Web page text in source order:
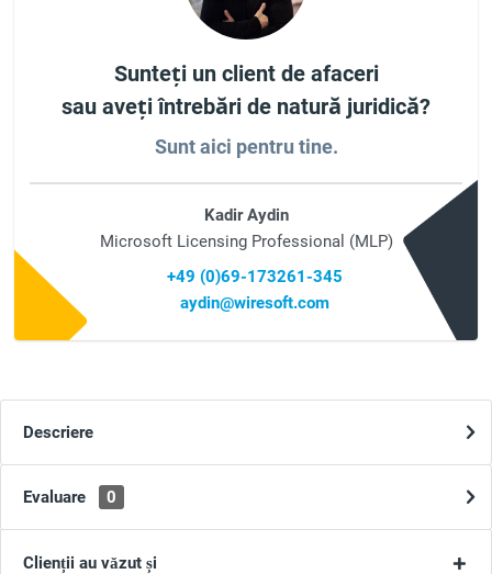
Sunteți un client de afaceri
sau aveți întrebări de natură juridică?
Sunt aici pentru tine.
Kadir Aydin
Microsoft Licensing Professional (MLP)
+49 (0)69-173261-345
aydin@wiresoft.com
Descriere
Evaluare 0
Clienții au văzut și